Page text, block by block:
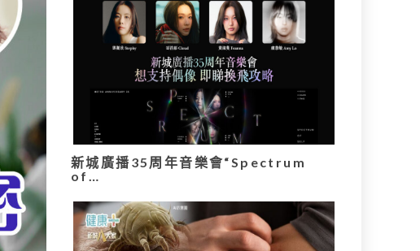
新城廣播35周年音樂會“Spectrum
of…